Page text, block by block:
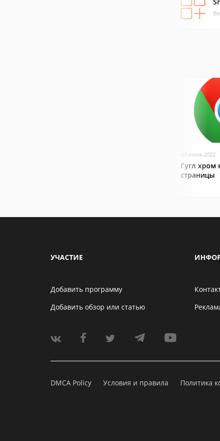
04 июня 2022
Гугл хром
страницы
УЧАСТИЕ
Добавить программу
Добавить обзор или статью
DMCA Policy Условия и правила Политика